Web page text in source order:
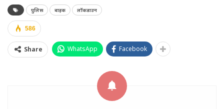
पुलिस बाइक लॉकडाउन
586
Share WhatsApp Facebook